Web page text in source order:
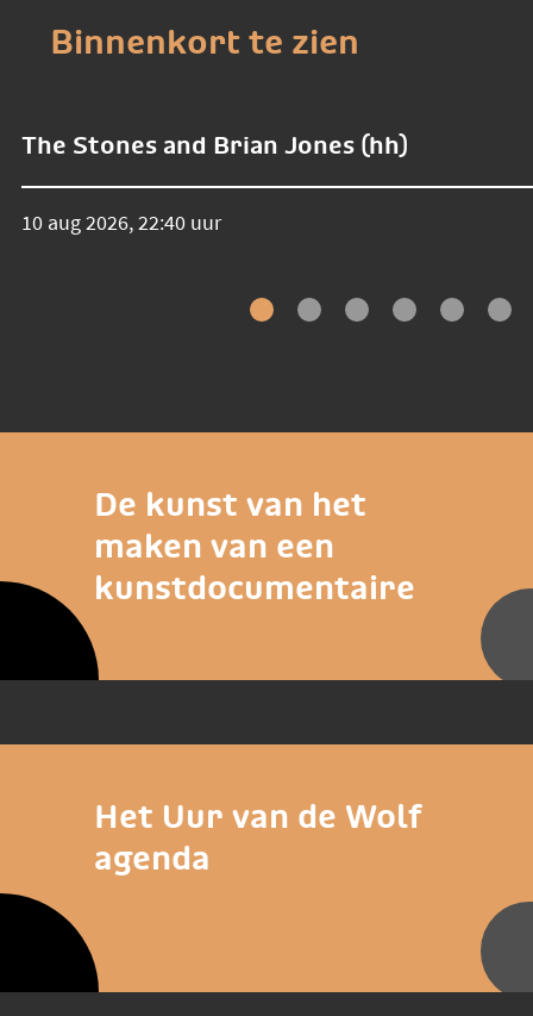
Binnenkort te zien
The Stones and Brian Jones (hh)
10 aug 2026, 22:40 uur
De kunst van het
maken van een
kunstdocumentaire
Het Uur van de Wolf
agenda